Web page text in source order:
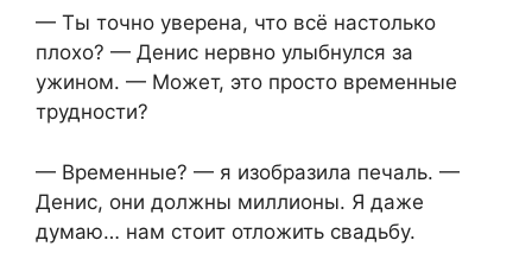
— Ты точно уверена, что всё настолько
плохо? — Денис нервно улыбнулся за
ужином. — Может, это просто временные
трудности?
— Временные? — я изобразила печаль. —
Денис, они должны миллионы. Я даже
думаю… нам стоит отложить свадьбу.